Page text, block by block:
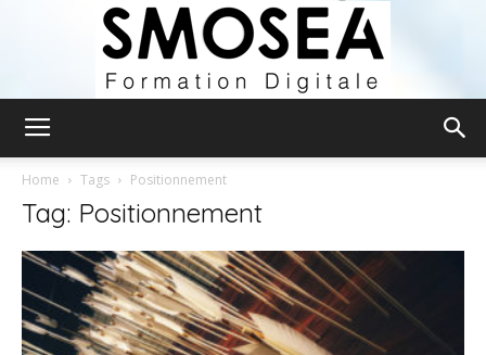
Home Tags Positionnement
Tag: Positionnement